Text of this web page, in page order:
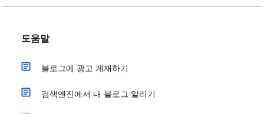
도움말
블로그에 광고 게재하기
검색엔진에서 내 블로그 알리기